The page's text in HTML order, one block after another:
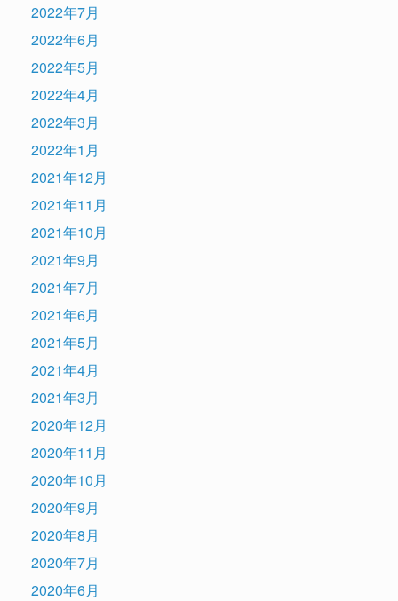
2022年7月
2022年6月
2022年5月
2022年4月
2022年3月
2022年1月
2021年12月
2021年11月
2021年10月
2021年9月
2021年7月
2021年6月
2021年5月
2021年4月
2021年3月
2020年12月
2020年11月
2020年10月
2020年9月
2020年8月
2020年7月
2020年6月